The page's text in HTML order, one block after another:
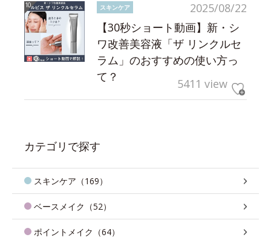
2025/08/22
スキンケア
【30秒ショート動画】新・シ
ワ改善美容液「ザ リンクルセ
ラム」のおすすめの使い方っ
て？
5411 view
カテゴリで探す
スキンケア（169）
ベースメイク（52）
ポイントメイク（64）